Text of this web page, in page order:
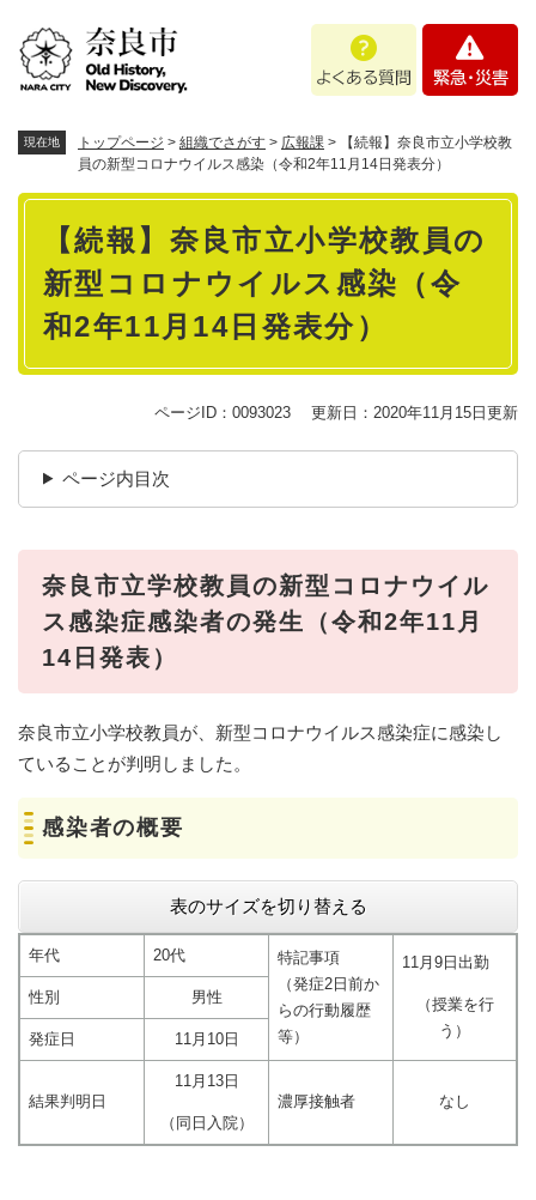
あ
問
・
現在地 トップページ > 組織でさがす > 広報課 >
【続報】奈良市立小学校教
員の新型コロナウイルス感染（令和2年11月14日発表分）
本
【続報】奈良市立小学校教員の
新型コロナウイルス感染（令
和2年11月14日発表分）
ページID：0093023 更新日：2020年11月15日更新
ページ内目次
奈良市立学校教員の新型コロナウイル
ス感染症感染者の発生（令和2年11月
14日発表）
奈良市立小学校教員が、新型コロナウイルス感染症に感染し
ていることが判明しました。
感染者の概要
表のサイズを切り替える
年代 20代
特記事項
（発症2日前か
らの行動履歴
等）
11月9日出勤
（授業を行
う）
性別 男性
発症日 11月10日
結果判明日
11月13日
（同日入院）
濃厚接触者 なし